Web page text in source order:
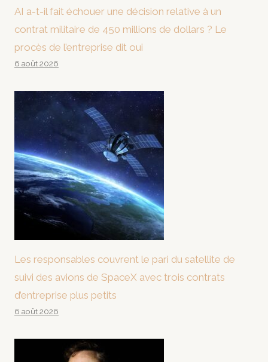
AI a-t-il fait échouer une décision relative à un
contrat militaire de 450 millions de dollars ? Le
procès de l’entreprise dit oui
6 août 2026
Les responsables couvrent le pari du satellite de
suivi des avions de SpaceX avec trois contrats
d’entreprise plus petits
6 août 2026